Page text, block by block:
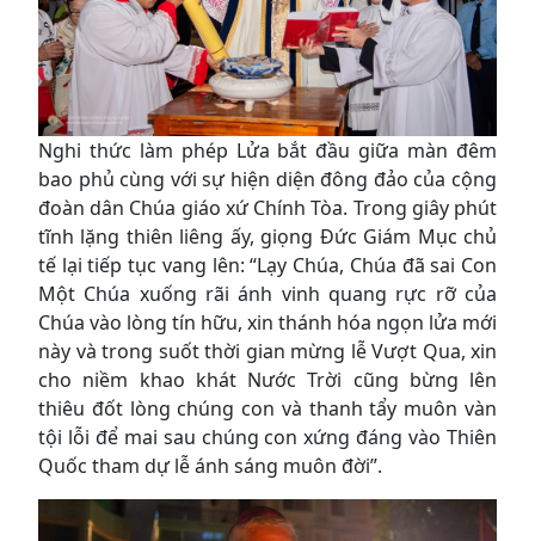
Nghi thức làm phép Lửa bắt đầu giữa màn đêm
bao phủ cùng với sự hiện diện đông đảo của cộng
đoàn dân Chúa giáo xứ Chính Tòa. Trong giây phút
tĩnh lặng thiên liêng ấy, giọng Đức Giám Mục chủ
tế lại tiếp tục vang lên: “Lạy Chúa, Chúa đã sai Con
Một Chúa xuống rãi ánh vinh quang rực rỡ của
Chúa vào lòng tín hữu, xin thánh hóa ngọn lửa mới
này và trong suốt thời gian mừng lễ Vượt Qua, xin
cho niềm khao khát Nước Trời cũng bừng lên
thiêu đốt lòng chúng con và thanh tẩy muôn vàn
tội lỗi để mai sau chúng con xứng đáng vào Thiên
Quốc tham dự lễ ánh sáng muôn đời”.